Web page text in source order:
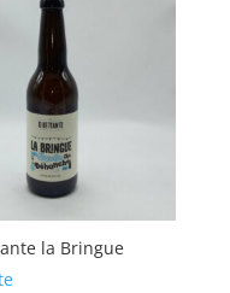
la Bringue